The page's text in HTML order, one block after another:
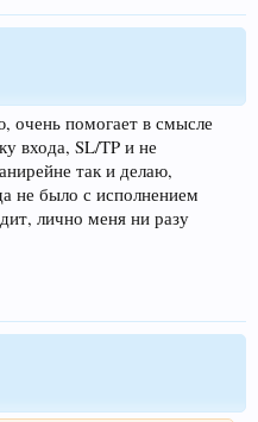
очень помогает в смысле
входа, SL/TP и не
так и делаю,
не было с исполнением
лично меня ни разу